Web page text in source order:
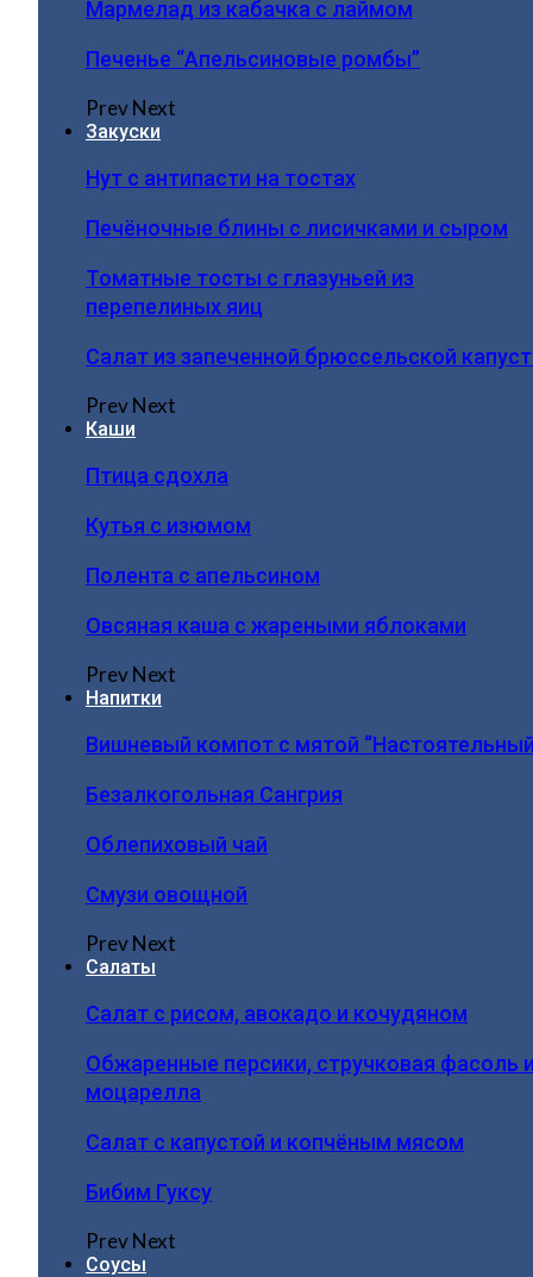
Мармелад из кабачка с лаймом
Печенье “Апельсиновые ромбы”
PrevNext
Закуски
Нут с антипасти на тостах
Печёночные блины с лисичками и сыром
Томатные тосты с глазуньей из
перепелиных яиц
Салат из запеченной брюссельской
PrevNext
Каши
Птица сдохла
Кутья с изюмом
Полента с апельсином
Овсяная каша с жареными яблоками
PrevNext
Напитки
Вишневый компот с мятой
Безалкогольная Сангрия
Облепиховый чай
Смузи овощной
PrevNext
Салаты
Салат с рисом, авокадо и кочудяном
Обжаренные персики, стручковая фасоль
моцарелла
Салат с капустой и копчёным мясом
Бибим Гуксу
PrevNext
Соусы